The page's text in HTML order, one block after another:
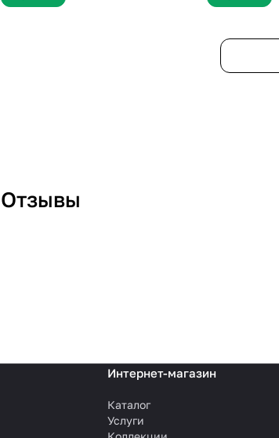
Отзывы
Интернет-магазин
Каталог
Услуги